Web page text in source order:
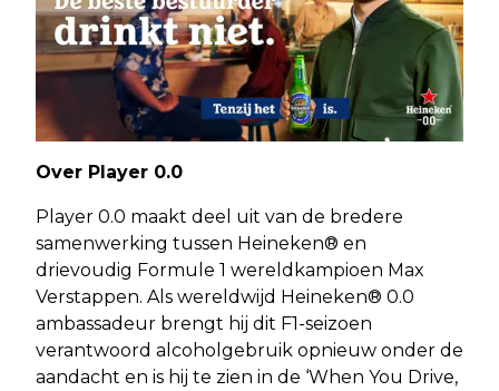
Over Player 0.0
Player 0.0 maakt deel uit van de bredere
samenwerking tussen Heineken® en
drievoudig Formule 1 wereldkampioen Max
Verstappen. Als wereldwijd Heineken® 0.0
ambassadeur brengt hij dit F1-seizoen
verantwoord alcoholgebruik opnieuw onder de
aandacht en is hij te zien in de ‘When You Drive,